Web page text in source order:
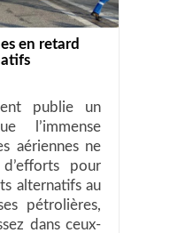
en retard
publie un
l’immense
aériennes ne
pour
alternatifs au
pétrolières,
dans ceux-